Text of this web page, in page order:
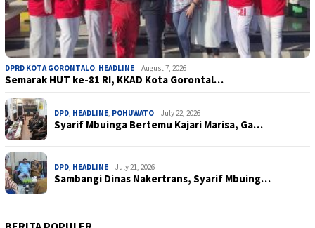
DPRD KOTA GORONTALO, HEADLINE August 7, 2026
Semarak HUT ke-81 RI, KKAD Kota Gorontal…
DPD, HEADLINE, POHUWATO July 22, 2026
Syarif Mbuinga Bertemu Kajari Marisa, Ga…
DPD, HEADLINE July 21, 2026
Sambangi Dinas Nakertrans, Syarif Mbuing…